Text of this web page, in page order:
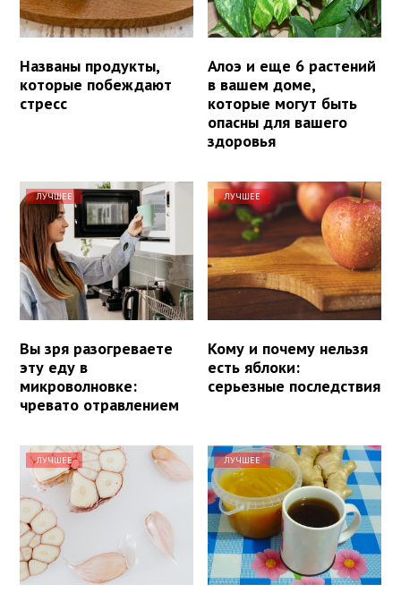
Названы продукты,
которые побеждают
стресс
Алоэ и еще 6 растений
в вашем доме,
которые могут быть
опасны для вашего
здоровья
ЛУЧШЕЕ
Вы зря разогреваете
эту еду в
микроволновке:
чревато отравлением
ЛУЧШЕЕ
Кому и почему нельзя
есть яблоки:
серьезные последствия
ЛУЧШЕЕ ЛУЧШЕЕ